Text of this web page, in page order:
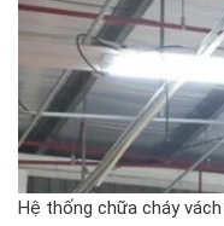
Hệ thống chữa cháy